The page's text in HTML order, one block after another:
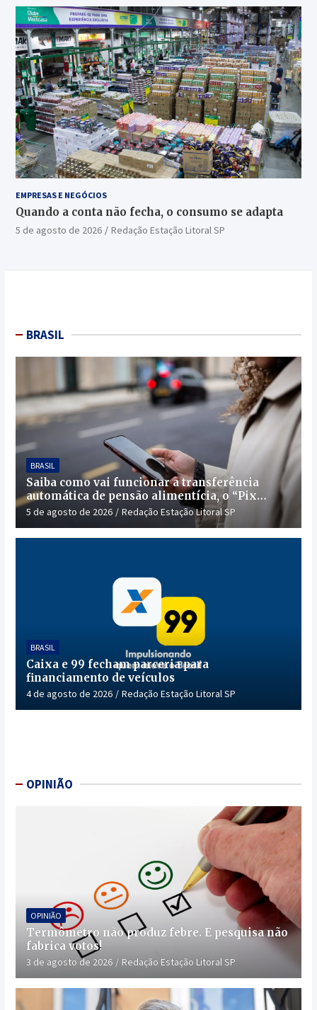
EMPRESAS E NEGÓCIOS
Quando a conta não fecha, o consumo se adapta
5 de agosto de 2026 Redação Estação Litoral SP
BRASIL
BRASIL
Saiba como vai funcionar a transferência
automática de pensão alimentícia, o “Pix
Pensão”
5 de agosto de 2026 Redação Estação Litoral SP
BRASIL
Caixa e 99 fecham parceria para
financiamento de veículos
4 de agosto de 2026 Redação Estação Litoral SP
OPINIÃO
OPINIÃO
Termômetro não produz febre. E pesquisa não
fabrica votos!
3 de agosto de 2026 Redação Estação Litoral SP